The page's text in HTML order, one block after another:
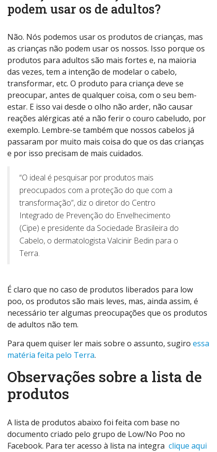
podem usar os de adultos?
Não. Nós podemos usar os produtos de crianças, mas
as crianças não podem usar os nossos. Isso porque os
produtos para adultos são mais fortes e, na maioria
das vezes, tem a intenção de modelar o cabelo,
transformar, etc. O produto para criança deve se
preocupar, antes de qualquer coisa, com o seu bem-
estar. E isso vai desde o olho não arder, não causar
reações alérgicas até a não ferir o couro cabeludo, por
exemplo. Lembre-se também que nossos cabelos já
passaram por muito mais coisa do que os das crianças
e por isso precisam de mais cuidados.
“O ideal é pesquisar por produtos mais
preocupados com a proteção do que com a
transformação”, diz o diretor do Centro
Integrado de Prevenção do Envelhecimento
(Cipe) e presidente da Sociedade Brasileira do
Cabelo, o dermatologista Valcinir Bedin para o
Terra.
É claro que no caso de produtos liberados para low
poo, os produtos são mais leves, mas, ainda assim, é
necessário ter algumas preocupações que os produtos
de adultos não tem.
Para quem quiser ler mais sobre o assunto, sugiro essa
matéria feita pelo Terra.
Observações sobre a lista de
produtos
A lista de produtos abaixo foi feita com base no
documento criado pelo grupo de Low/No Poo no
Facebook. Para ter acesso à lista na integra clique aqui